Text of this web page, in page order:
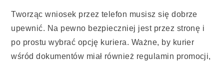
Tworząc wniosek przez telefon musisz się dobrze
upewnić. Na pewno bezpieczniej jest przez stronę i
po prostu wybrać opcję kuriera. Ważne, by kurier
wśród dokumentów miał również regulamin promocji,